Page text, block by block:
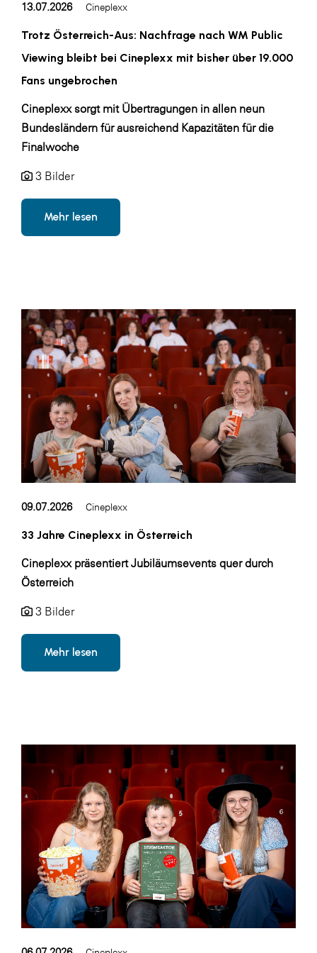
LAT Nitrogen
Libro
Lidl Österreich
Die Menü-Manufaktur
MTH Retail Group
OMV
PHH Rechtsanwält:innen
Primark
SeneCura
SERVICE&MORE
SKINUANCE®
Somfy
Sony DADC
SPIEGLTEC
STIHL Tirol
Verband Druck Medien Österreich
Fahrzeugtechnik
WKS Fachgruppe Finanzdienstleister
Media
13.07.2026 Cineplexx
Trotz Österreich-Aus: Nachfrage nach WM Public
Viewing bleibt bei Cineplexx mit bisher über 19.000
Fans ungebrochen
Cineplexx sorgt mit Übertragungen in allen neun
Bundesländern für ausreichend Kapazitäten für die
Finalwoche
3 Bilder
Mehr lesen
09.07.2026 Cineplexx
33 Jahre Cineplexx in Österreich
Cineplexx präsentiert Jubiläumsevents quer durch
Österreich
3 Bilder
Mehr lesen